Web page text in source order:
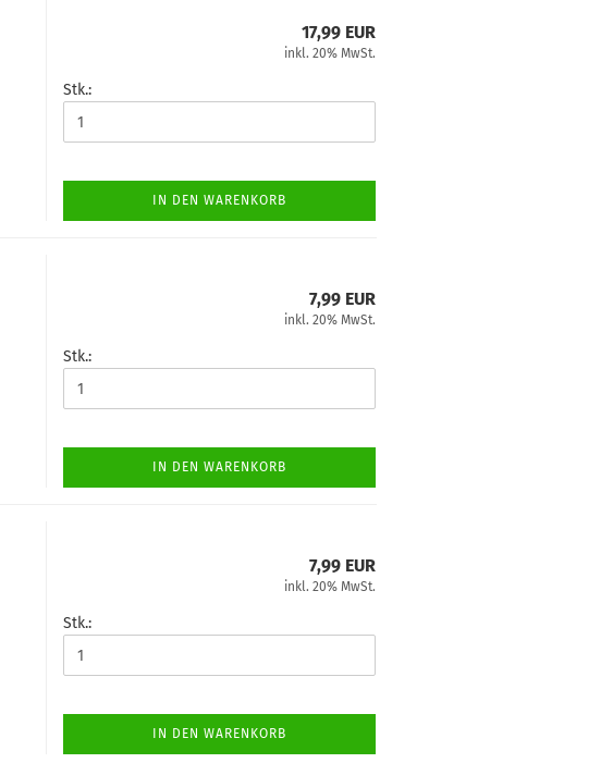
17,99 EUR
inkl. 20% MwSt.
Stk.:
IN DEN WARENKORB
7,99 EUR
inkl. 20% MwSt.
Stk.:
IN DEN WARENKORB
7,99 EUR
inkl. 20% MwSt.
Stk.:
IN DEN WARENKORB